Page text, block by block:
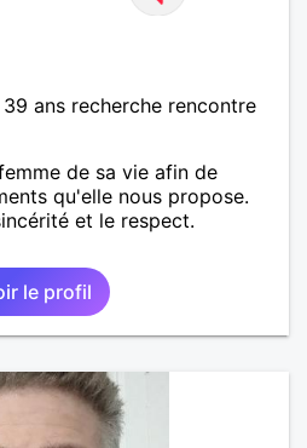
ans recherche rencontre
de sa vie afin de
qu'elle nous propose.
et le respect.
le profil